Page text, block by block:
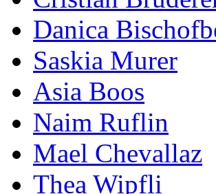
Danica
Saskia Murer
Asia Boos
Naim Ruflin
Mael Chevallaz
Thea Wipfli